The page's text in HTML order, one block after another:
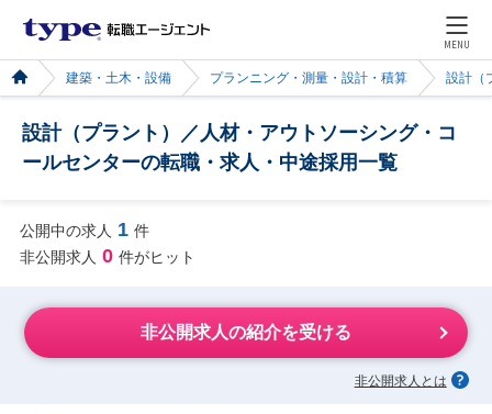
MENU
建築・土木・設備 プランニング・測量・設計・積算 設計（
設計（プラント）／人材・アウトソーシング・コ
ールセンターの転職・求人・中途採用一覧
公開中の求人 1 件
非公開求人 0 件がヒット
非公開求人の紹介を受ける
非公開求人とは